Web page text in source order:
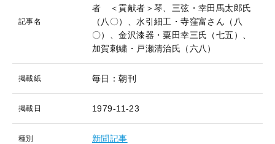
記事名
者 ＜貢献者＞琴、三弦・幸田馬太郎氏
（八〇）、水引細工・寺窪富さん（八
〇）、金沢漆器・粟田幸三氏（七五）、
加賀刺繍・戸瀬清治氏（六八）
掲載紙 毎日：朝刊
掲載日 1979-11-23
種別 新聞記事